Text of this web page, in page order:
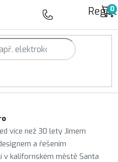
více než 30 lety Jimem
a řešením
v kalifornském městě Santa